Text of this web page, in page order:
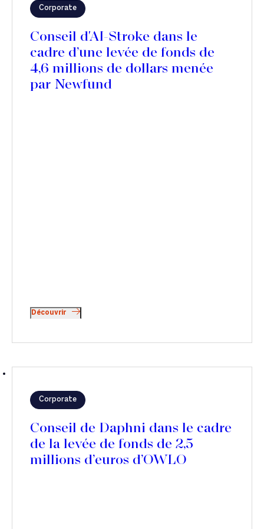
Corporate
Conseil d'AI-Stroke dans le
cadre d’une levée de fonds de
4,6 millions de dollars menée
par Newfund
Découvrir
Corporate
Conseil de Daphni dans le cadre
de la levée de fonds de 2,5
millions d’euros d’OWLO